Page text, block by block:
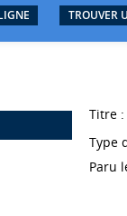
TROUVER
Titre :
Type
Paru